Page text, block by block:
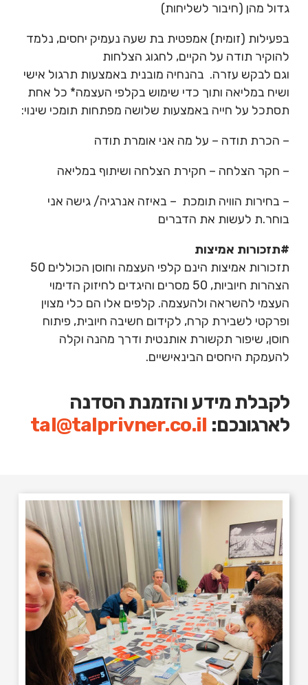
גדול מהן (חיבור לשליחות)
בפעילות (זומית) אמפטית בת שעה נעמיק יחסים, נלמד
להוקיר תודה על הקיים, לחגוג הצלחות
וגם לבקש עזרה. בהנחיה מובנית באמצעות תרגול אישי
ושיח במליאה ותוך כדי שימוש בקלפי העצמה* כל אחת
תסתכל על חייה באמצעות שלושה מפתחות תומכי שינוי:
– הכרת תודה – על מה אני אומרת תודה
– חקר הצלחה – חקירת הצלחה ושיתוף במליאה
– בחירות הוויה תומכת – באיזה אנרגיה/ גישה אני
בוחר.ת לעשות את הדברים
#תזכורות אמיצות
תזכורות אמיצות הינם קלפי העצמה וחוסן הכוללים 50
הצהרות חיוביות, 50 מסרים והיגדים לחיזוק הדימוי
העצמי להשראה ולהעצמה. קלפים אלו הם כלי מצוין
ופרקטי לשבירת קרח, לקידום חשיבה חיובית, פיתוח
חוסן, שיפור תקשורת אותנטית ודרך מהנה וקלה
להעמקת היחסים הבינאישיים.
לקבלת מידע והזמנת הסדנה
לארגונכם: tal@talprivner.co.il